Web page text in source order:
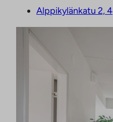
Alppikylänkatu 2, 4